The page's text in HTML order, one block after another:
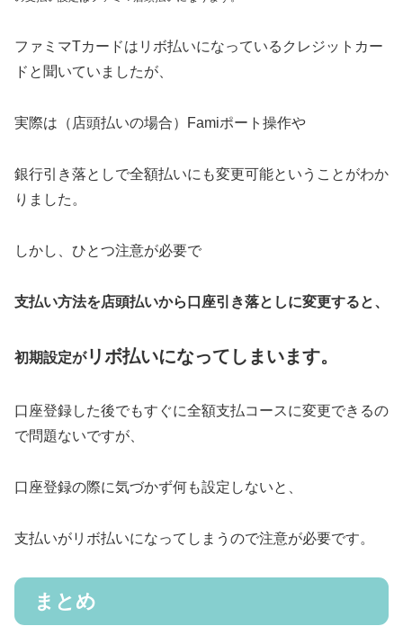
ファミマTカードはリボ払いになっているクレジットカー
ドと聞いていましたが、
実際は（店頭払いの場合）Famiポート操作や
銀行引き落としで全額払いにも変更可能ということがわか
りました。
しかし、ひとつ注意が必要で
支払い方法を店頭払いから口座引き落としに変更すると、
初期設定がリボ払いになってしまいます。
口座登録した後でもすぐに全額支払コースに変更できるの
で問題ないですが、
口座登録の際に気づかず何も設定しないと、
支払いがリボ払いになってしまうので注意が必要です。
まとめ